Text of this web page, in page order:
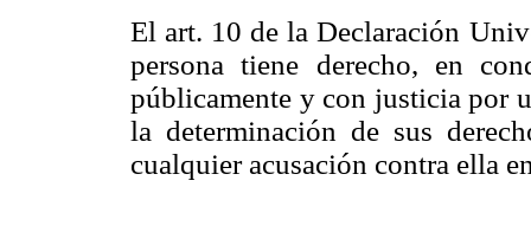
El art. 10 de la Declaración
persona tiene derecho, en
públicamente y con justicia por
la determinación de sus
cualquier acusación contra ella